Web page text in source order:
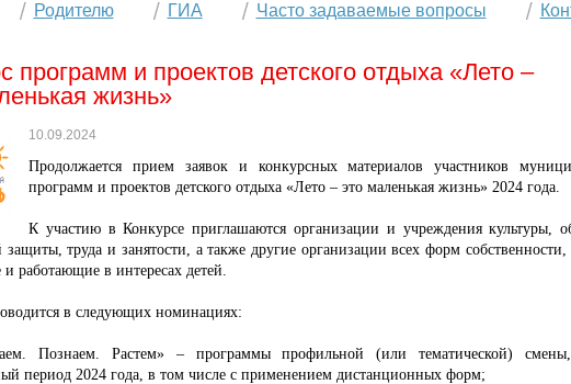
Родителю ГИА Часто задаваемые вопросы
программ и проектов детского отдыха «Лето –
жизнь»
10.09.2024
Продолжается прием заявок и конкурсных материалов участников
программ и проектов детского отдыха «Лето – это маленькая жизнь» 2024 года.
К участию в Конкурсе приглашаются организации и учреждения культуры,
защиты, труда и занятости, а также другие организации всех форм
и работающие в интересах детей.
в следующих номинациях:
Познаем. Растем» – программы профильной (или тематической)
период 2024 года, в том числе с применением дистанционных форм;